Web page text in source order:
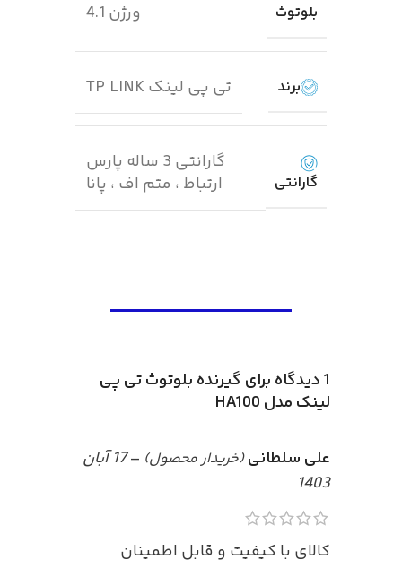
بلوتوث ورژن 4.1
برند تی پی لینک TP LINK
گارانتی
گارانتی 3 ساله پارس
ارتباط ، متم اف ، پانا
1 دیدگاه برای
گیرنده بلوتوث تی پی
لینک مدل HA100
علی سلطانی(خریدار محصول) –
17 آبان
1403
کالای با کیفیت و قابل اطمینان